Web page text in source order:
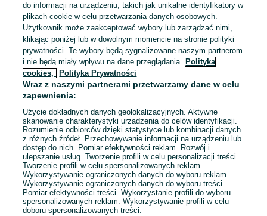
To ogłoszenie nie jest już dostępne
Przejdź na stronę główną
do informacji na urządzeniu, takich jak unikalne identyfikatory w
plikach cookie w celu przetwarzania danych osobowych.
Użytkownik może zaakceptować wybory lub zarządzać nimi,
klikając poniżej lub w dowolnym momencie na stronie polityki
prywatności. Te wybory będą sygnalizowane naszym partnerom
i nie będą miały wpływu na dane przeglądania. Polityka
cookies,
Polityka Prywatności
Wraz z naszymi partnerami przetwarzamy dane w celu
zapewnienia:
Użycie dokładnych danych geolokalizacyjnych. Aktywne
skanowanie charakterystyki urządzenia do celów identyfikacji.
Rozumienie odbiorców dzięki statystyce lub kombinacji danych
z różnych źródeł. Przechowywanie informacji na urządzeniu lub
dostęp do nich. Pomiar efektywności reklam. Rozwój i
ulepszanie usług. Tworzenie profili w celu personalizacji treści.
Tworzenie profili w celu spersonalizowanych reklam.
Wykorzystywanie ograniczonych danych do wyboru reklam.
Wykorzystywanie ograniczonych danych do wyboru treści.
Pomiar efektywności treści. Wykorzystanie profili do wyboru
spersonalizowanych reklam. Wykorzystywanie profili w celu
doboru spersonalizowanych treści.